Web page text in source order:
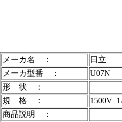
メーカ名 ：
日立
メーカ型番 ：
U07N
形 状 ：
規 格 ：
1500V
商品説明 ：